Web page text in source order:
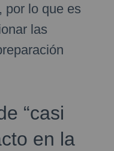
por lo que es
las
“casi
en la